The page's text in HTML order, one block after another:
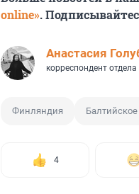
online».
Анастасия
корреспондент отдела
Финляндия
4